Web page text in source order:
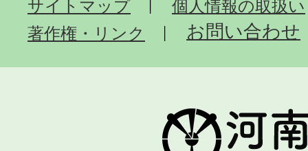
サイトマップ
個人情報の取扱い
著作権・リンク
お問い合わせ